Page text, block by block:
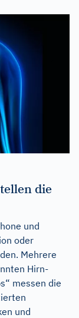
die
und
oder
Mehrere
Hirn-
messen die
und